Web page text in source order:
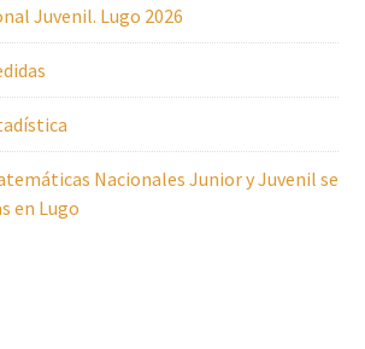
Juvenil. Lugo 2026
Nacionales Junior y Juvenil se
en Lugo